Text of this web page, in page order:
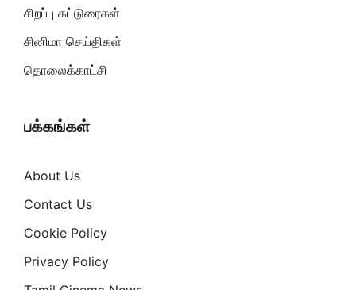
சிறப்பு கட்டுரைகள்
சினிமா செய்திகள்
தொலைக்காட்சி
பக்கங்கள்
About Us
Contact Us
Cookie Policy
Privacy Policy